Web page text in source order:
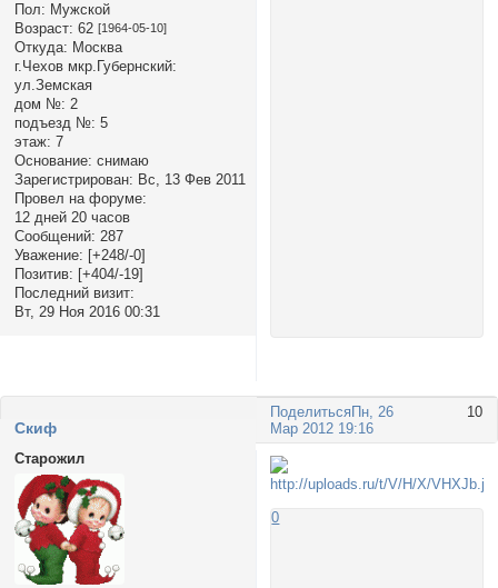
Пол: Мужской
Возраст: 62 [1964-05-10]
Откуда: Москва
г.Чехов мкр.Губернский:
ул.Земская
дом №: 2
подъезд №: 5
этаж: 7
Основание: снимаю
Зарегистрирован: Вс, 13 Фев 2011
Провел на форуме:
12 дней 20 часов
Сообщений: 287
Уважение: [+248/-0]
Позитив: [+404/-19]
Последний визит:
Вт, 29 Ноя 2016 00:31
Поделиться 10
Пн, 26
Мар 2012 19:16
Cкиф
Старожил
0